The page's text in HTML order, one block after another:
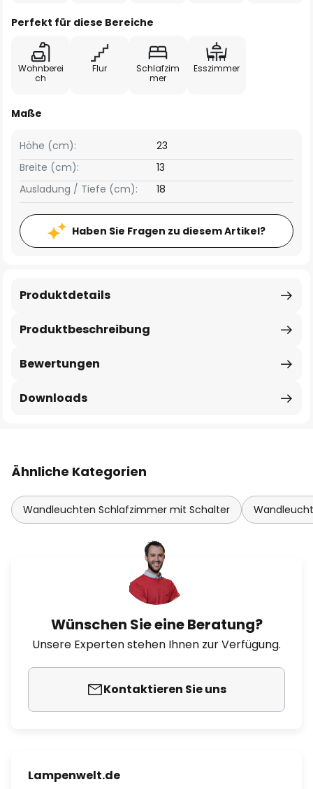
Perfekt für diese Bereiche
Wohnberei
ch
Flur
Schlafzim
mer
Esszimmer
Maße
Breite (cm): 13
Höhe (cm): 23
Ausladung / Tiefe (cm): 18
Haben Sie Fragen zu diesem Artikel?
Produktbeschreibung
Produktdetails
Bewertungen
Downloads
Ähnliche Kategorien
Wandleuchten Schlafzimmer mit Schalter
Wünschen Sie eine Beratung?
Unsere Experten stehen Ihnen zur Verfügung.
Kontaktieren Sie uns
Lampenwelt.de